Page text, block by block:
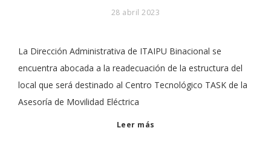
28 abril 2023
La Dirección Administrativa de ITAIPU Binacional se
encuentra abocada a la readecuación de la estructura del
local que será destinado al Centro Tecnológico TASK de la
Asesoría de Movilidad Eléctrica
Leer más